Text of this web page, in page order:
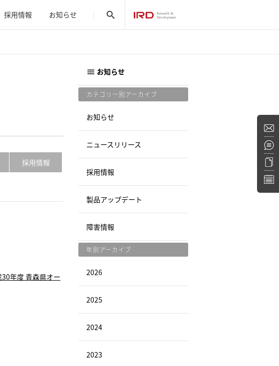
採用情報 お知らせ search
採用情報
年度 青森県オー
menu お知らせ
カテゴリー別アーカイブ
お知らせ
ニュースリリース
採用情報
製品アップデート
障害情報
年別アーカイブ
2026
2025
2024
2023